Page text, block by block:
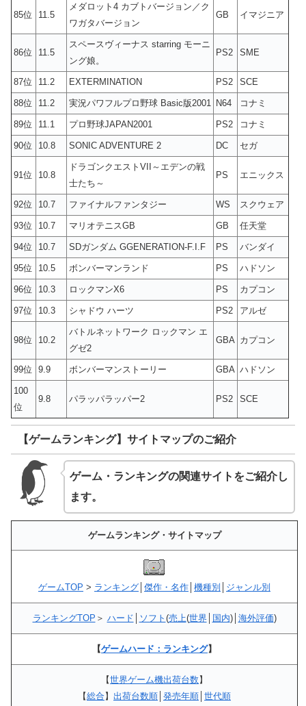
85位 11.5
メダロット4 カブトバージョン／ク
ワガタバージョン
GB イマジニア
86位 11.5
スペースヴィーナス starring モーニ
ング娘。
PS2 SME
87位 11.2 EXTERMINATION PS2 SCE
88位 11.2 実況パワフルプロ野球 Basic版2001 N64 コナミ
89位 11.1 プロ野球JAPAN2001 PS2 コナミ
90位 10.8 SONIC ADVENTURE 2 DC セガ
91位 10.8
ドラゴンクエストVII～エデンの戦
士たち～
PS エニックス
92位 10.7 ファイナルファンタジー WS スクウェア
93位 10.7 マリオテニスGB GB 任天堂
94位 10.7 SDガンダム GGENERATION-F.I.F PS バンダイ
95位 10.5 ボンバーマンランド PS ハドソン
96位 10.3 ロックマンX6 PS カプコン
97位 10.3 シャドウ ハーツ PS2 アルゼ
98位 10.2
バトルネットワーク ロックマン エ
グゼ2
GBA カプコン
99位 9.9 ボンバーマンストーリー GBA ハドソン
100
位
9.8 パラッパラッパー2 PS2 SCE
【ゲームランキング】サイトマップのご紹介
ゲーム・ランキングの関連サイトをご紹介し
ます。
ゲームランキング・サイトマップ
ゲームTOP > ランキング 傑作・名作 機種別 ジャンル別
ランキングTOP ＞ ハード ソフト (売上(世界 国内)│ 海外評価)
【ゲームハード：ランキング】
【世界ゲーム機出荷台数】
【総合】 出荷台数順 発売年順 世代順